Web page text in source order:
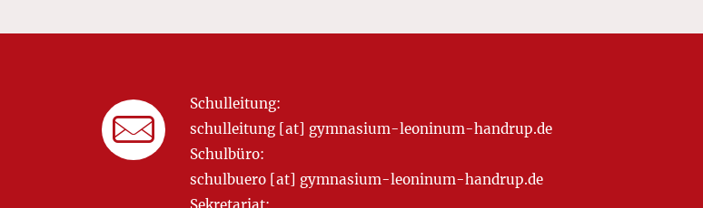
Schulleitung:
schulleitung [at] gymnasium-leoninum-handrup.de
Schulbüro:
schulbuero [at] gymnasium-leoninum-handrup.de